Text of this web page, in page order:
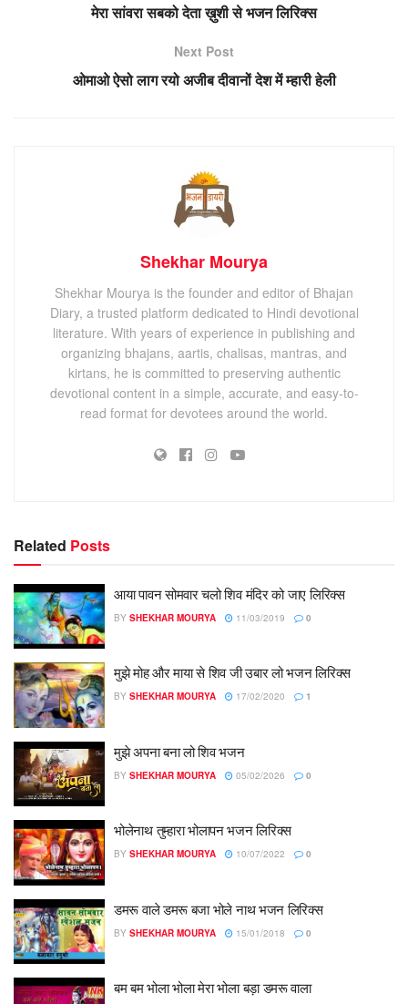
मेरा सांवरा सबको देता ख़ुशी से भजन लिरिक्स
Next Post
ओमाओ ऐसो लाग रयो अजीब दीवानों देश में म्हारी हेली
Shekhar Mourya
Shekhar Mourya is the founder and editor of Bhajan
Diary, a trusted platform dedicated to Hindi devotional
literature. With years of experience in publishing and
organizing bhajans, aartis, chalisas, mantras, and
kirtans, he is committed to preserving authentic
devotional content in a simple, accurate, and easy-to-
read format for devotees around the world.
Related Posts
आया पावन सोमवार चलो शिव मंदिर को जाए लिरिक्स
BY SHEKHAR MOURYA 11/03/2019 0
मुझे मोह और माया से शिव जी उबार लो भजन लिरिक्स
BY SHEKHAR MOURYA 17/02/2020 1
मुझे अपना बना लो शिव भजन
BY SHEKHAR MOURYA 05/02/2026 0
भोलेनाथ तुम्हारा भोलापन भजन लिरिक्स
BY SHEKHAR MOURYA 10/07/2022 0
डमरू वाले डमरू बजा भोले नाथ भजन लिरिक्स
BY SHEKHAR MOURYA 15/01/2018 0
बम बम भोला भोला मेरा भोला बड़ा डमरू वाला